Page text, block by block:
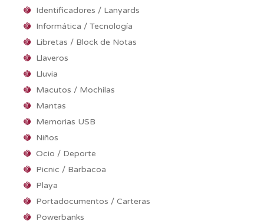
Identificadores / Lanyards
Informática / Tecnología
Libretas / Block de Notas
Llaveros
Lluvia
Macutos / Mochilas
Mantas
Memorias USB
Niños
Ocio / Deporte
Picnic / Barbacoa
Playa
Portadocumentos / Carteras
Powerbanks